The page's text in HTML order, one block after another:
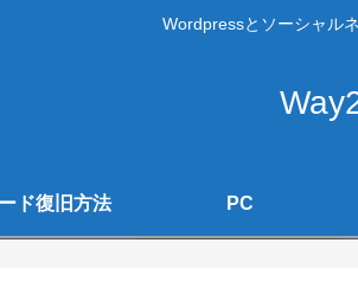
Wordpressとソーシャル
ド復旧方法 PC